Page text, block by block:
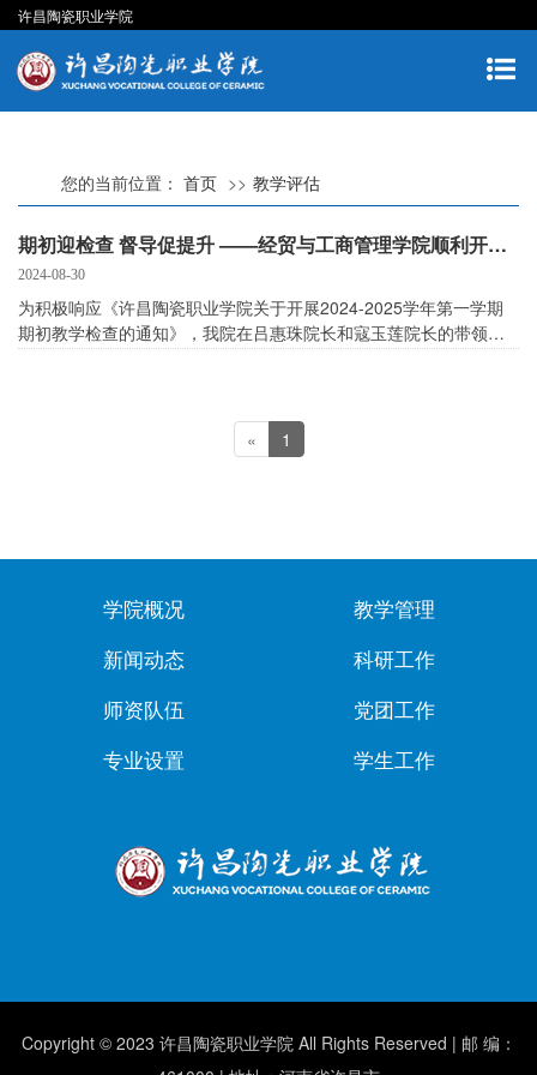
许昌陶瓷职业学院
您的当前位置： 首页 教学评估
期初迎检查 督导促提升 ——经贸与工商管理学院顺利开展2024-2025学年第一学期期初教学检查
2024-08-30
为积极响应《许昌陶瓷职业学院关于开展2024-2025学年第一学期
期初教学检查的通知》，我院在吕惠珠院长和寇玉莲院长的带领
« 1
学院概况
新闻动态
师资队伍
专业设置
教学管理
科研工作
党团工作
学生工作
Copyright © 2023 许昌陶瓷职业学院 All Rights Reserved | 邮 编：